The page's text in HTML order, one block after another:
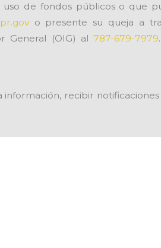
de fondos públicos o que
o presente su queja a
General (OIG) al787-679-7979
información, recibir